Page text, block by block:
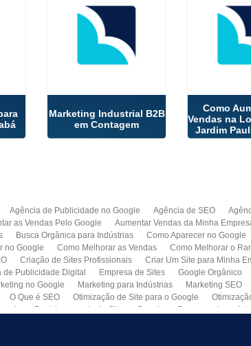
Marketing Industrial B2B
em Contagem
Como
Vendas na
Jardim
Agência de Publicidade no Google Agência de SEO
as Vendas Pelo Google Aumentar Vendas da Minha
Busca Orgânica para Indústrias Como Aparecer no Google
no Google Como Melhorar as Vendas
Como Melhorar o
Criação de Sites Profissionais Criar Um Site para Minha
de Publicidade Digital Empresa de Sites Google Orgânico
no Google Marketing para Indústrias Marketing SEO
O Que é SEO Otimização de Site para o Google
Posicionamento de Site no Google Propaganda na